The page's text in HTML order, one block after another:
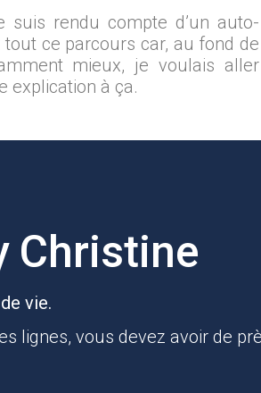
suis rendu compte d’un auto-
ce parcours car, au fond de
mieux, je voulais aller
explication à ça.
Christine
vie.
lignes, vous devez avoir de